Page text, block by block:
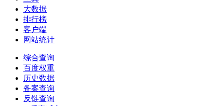
大数据
排行榜
客户端
网站统计
综合查询
百度权重
历史数据
备案查询
反链查询